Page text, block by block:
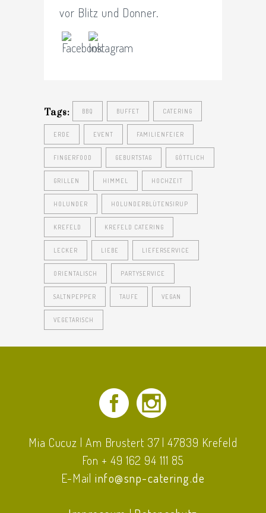
vor Blitz und Donner.
Tags: BBQ BUFFET CATERING
ERDE EVENT FAMILIENFEIER
FINGERFOOD GEBURTSTAG GÖTTLICH
GRILLEN HIMMEL HOCHZEIT
HOLUNDER HOLUNDERBLÜTENSIRUP
KREFELD KREFELD CATERING
LECKER LIEBE LIEFERSERVICE
ORIENTALISCH PARTYSERVICE
SALTNPEPPER TAUFE VEGAN
VEGETARISCH
Mia Cucuz | Am Brustert 37 | 47839 Krefeld
Fon + 49 162 94 111 85
E-Mailinfo@snp-catering.de